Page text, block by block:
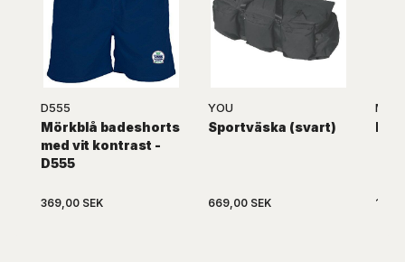
D555
Mörkblå badeshorts
med vit kontrast -
D555
369,00 SEK
YOU
Sportväska (svart)
669,00 SEK